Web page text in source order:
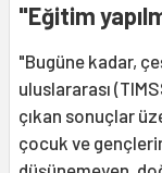
"Eğitim
"Bugüne kadar,
uluslararası
çıkan sonuçlar
çocuk ve